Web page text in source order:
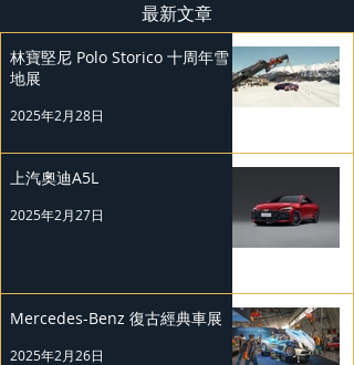
最新文章
林寶堅尼 Polo Storico 十周年雪
地展
2025年2月28日
上汽奧迪A5L
2025年2月27日
Mercedes-Benz 復古經典車展
2025年2月26日